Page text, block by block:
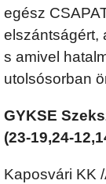
egész
elszántságért,
s amivel
utolsósorban
GYKSE
(23-19,24-
Kaposvári KK